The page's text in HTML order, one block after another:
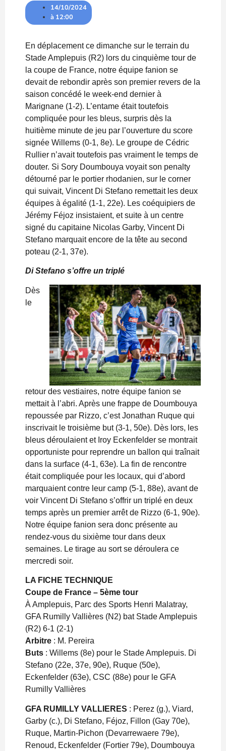
14/10/2024
à 12:00
En déplacement ce dimanche sur le terrain du
Stade Amplepuis (R2) lors du cinquième tour de
la coupe de France, notre équipe fanion se
devait de rebondir après son premier revers de la
saison concédé le week-end dernier à
Marignane (1-2). L’entame était toutefois
compliquée pour les bleus, surpris dès la
huitième minute de jeu par l’ouverture du score
signée Willems (0-1, 8e). Le groupe de Cédric
Rullier n’avait toutefois pas vraiment le temps de
douter. Si Sory Doumbouya voyait son penalty
détourné par le portier rhodanien, sur le corner
qui suivait, Vincent Di Stefano remettait les deux
équipes à égalité (1-1, 22e). Les coéquipiers de
Jérémy Féjoz insistaient, et suite à un centre
signé du capitaine Nicolas Garby, Vincent Di
Stefano marquait encore de la tête au second
poteau (2-1, 37e).
Di Stefano s’offre un triplé
Dès
le
retour des vestiaires, notre équipe fanion se
mettait à l’abri. Après une frappe de Doumbouya
repoussée par Rizzo, c’est Jonathan Ruque qui
inscrivait le troisième but (3-1, 50e). Dès lors, les
bleus déroulaient et Iroy Eckenfelder se montrait
opportuniste pour reprendre un ballon qui traînait
dans la surface (4-1, 63e). La fin de rencontre
était compliquée pour les locaux, qui d’abord
marquaient contre leur camp (5-1, 88e), avant de
voir Vincent Di Stefano s’offrir un triplé en deux
temps après un premier arrêt de Rizzo (6-1, 90e).
Notre équipe fanion sera donc présente au
rendez-vous du sixième tour dans deux
semaines. Le tirage au sort se déroulera ce
mercredi soir.
LA FICHE TECHNIQUE
Coupe de France – 5ème tour
À Amplepuis, Parc des Sports Henri Malatray,
GFA Rumilly Vallières (N2) bat Stade Amplepuis
(R2) 6-1 (2-1)
Arbitre : M. Pereira
Buts : Willems (8e) pour le Stade Amplepuis. Di
Stefano (22e, 37e, 90e), Ruque (50e),
Eckenfelder (63e), CSC (88e) pour le GFA
Rumilly Vallières
GFA RUMILLY VALLIERES : Perez (g.), Viard,
Garby (c.), Di Stefano, Féjoz, Fillon (Gay 70e),
Ruque, Martin-Pichon (Devarrewaere 79e),
Renoud, Eckenfelder (Fortier 79e), Doumbouya